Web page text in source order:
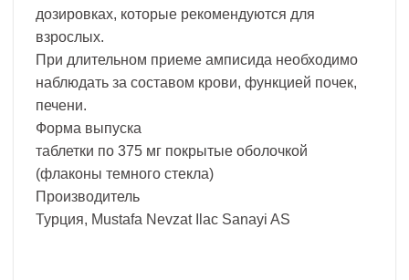
дозировках, которые рекомендуются для
взрослых.
При длительном приеме амписида необходимо
наблюдать за составом крови, функцией почек,
печени.
Форма выпуска
таблетки по 375 мг покрытые оболочкой
(флаконы темного стекла)
Производитель
Турция, Mustafa Nevzat Ilac Sanayi AS